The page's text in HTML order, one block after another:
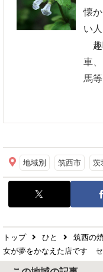
懐
い人
趣
車
馬等
地域別 筑西市 茨
トップ ひと
筑西の
女が夢をかなえた店です